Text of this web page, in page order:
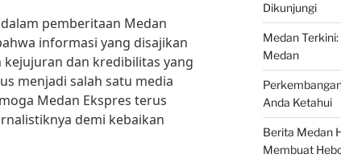
pemberitaan Medan
informasi yang disajikan
dan kredibilitas yang
menjadi salah satu media
Medan Ekspres terus
demi kebaikan
Dikunjungi
Medan
Medan
Anda Ketahui
Berita Medan
Membuat